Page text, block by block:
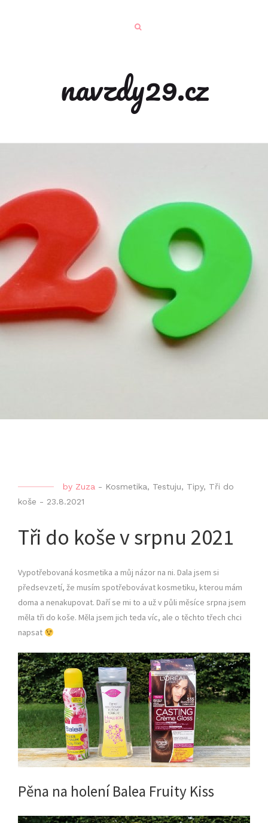
navzdy29.cz
by Zuza - Kosmetika, Testuju, Tipy, Tři do
koše - 23.8.2021
Tři do koše v srpnu 2021
Vypotřebovaná kosmetika a můj názor na ni. Dala jsem si
předsevzetí, že musím spotřebovávat kosmetiku, kterou mám
doma a nenakupovat. Daří se mi to a už v půli měsíce srpna jsem
měla tři do koše. Měla jsem jich teda víc, ale o těchto třech chci
napsat
Pěna na holení Balea Fruity Kiss